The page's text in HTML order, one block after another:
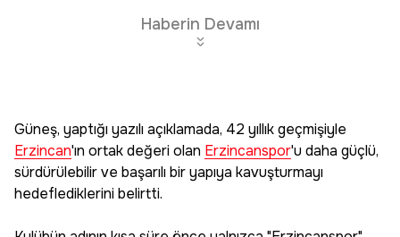
Haberin Devamı
Güneş, yaptığı yazılı açıklamada, 42 yıllık geçmişiyle
Erzincan'ın ortak değeri olan Erzincanspor'u daha güçlü,
sürdürülebilir ve başarılı bir yapıya kavuşturmayı
hedeflediklerini belirtti.